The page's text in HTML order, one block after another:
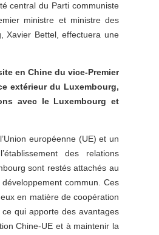
central du Parti communiste
ministre et ministre des
Xavier Bettel, effectuera une
en Chine du vice-Premier
extérieur du Luxembourg,
avec le Luxembourg et
européenne (UE) et un
des relations
sont restés attachés au
commun. Ces
en matière de coopération
qui apporte des avantages
Chine-UE et à maintenir la